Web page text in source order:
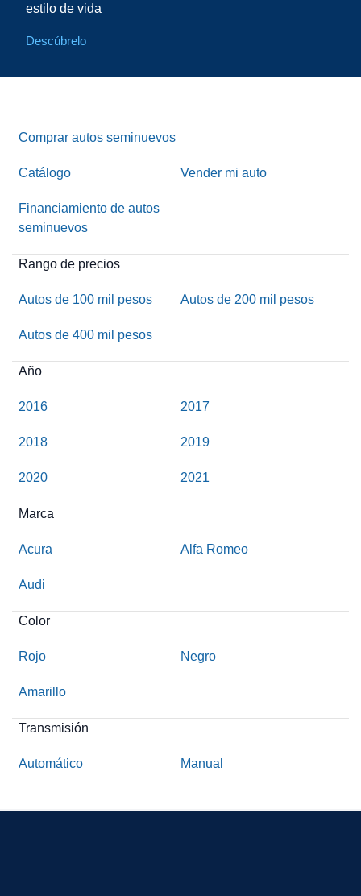
estilo de vida
Descúbrelo
Comprar autos seminuevos
Catálogo Vender mi auto
Financiamiento de autos
seminuevos
Rango de precios
Autos de 100 mil pesos Autos de 200 mil pesos
Autos de 400 mil pesos
Año
2016 2017
2018 2019
2020 2021
Marca
Acura Alfa Romeo
Audi
Color
Rojo Negro
Amarillo
Transmisión
Automático Manual